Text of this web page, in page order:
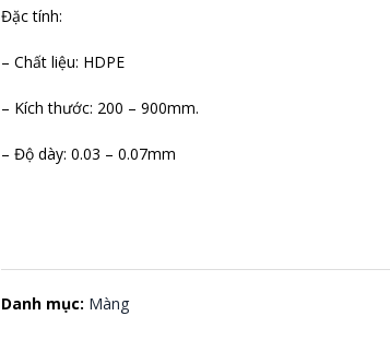
Đặc tính:
– Chất liệu: HDPE
– Kích thước: 200 – 900mm.
– Độ dày: 0.03 – 0.07mm
Danh mục: Màng